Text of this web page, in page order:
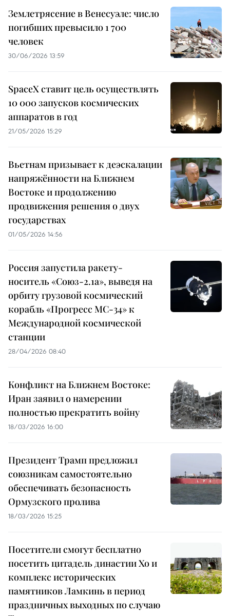
Землетрясение в Венесуэле: число
погибших превысило 1 700
человек
30/06/2026 13:59
SpaceX ставит цель осуществлять
10 000 запусков космических
аппаратов в год
21/05/2026 15:29
Вьетнам призывает к деэскалации
напряжённости на Ближнем
Востоке и продолжению
продвижения решения о двух
государствах
01/05/2026 14:56
Россия запустила ракету-
носитель «Союз-2.1а», выведя на
орбиту грузовой космический
корабль «Прогресс МС-34» к
Международной космической
станции
28/04/2026 08:40
Конфликт на Ближнем Востоке:
Иран заявил о намерении
полностью прекратить войну
18/03/2026 16:00
Президент Трамп предложил
союзникам самостоятельно
обеспечивать безопасность
Ормузского пролива
18/03/2026 15:25
Посетители смогут бесплатно
посетить цитадель династии Хо и
комплекс исторических
памятников Ламкинь в период
праздничных выходных по случаю